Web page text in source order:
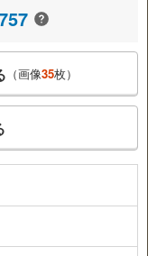
（画像35枚）